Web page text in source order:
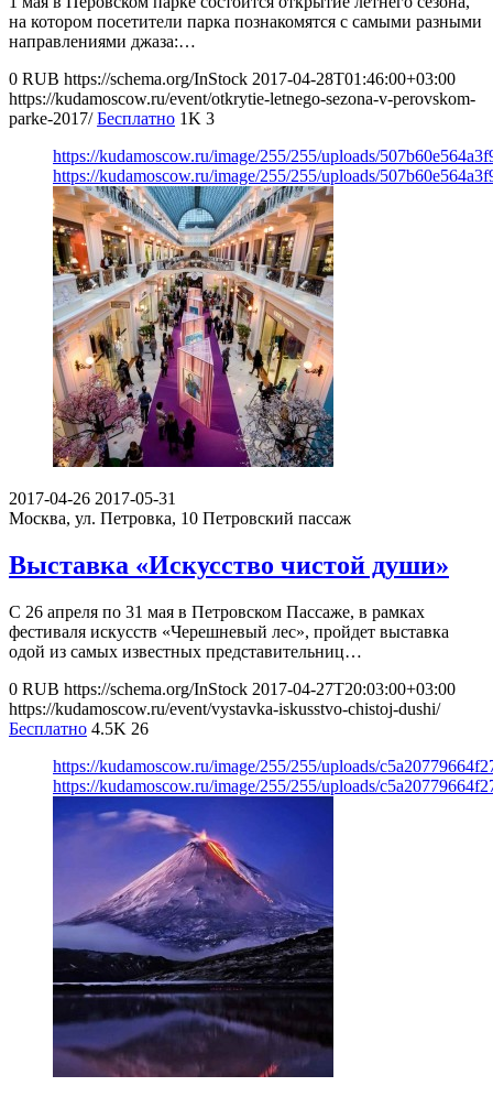
на котором посетители парка познакомятся с самыми разными
направлениями джаза:…
0 RUB https://schema.org/InStock 2017-04-28T01:46:00+03:00
https://kudamoscow.ru/event/otkrytie-letnego-sezona-v-perovskom-
parke-2017/ Бесплатно 1K 3
https://kudamoscow.ru/image/255/255/uploads/
https://kudamoscow.ru/image/255/255/uploads/
2017-04-26 2017-05-31
Москва, ул. Петровка, 10 Петровский пассаж
Выставка «Искусство чистой души»
С 26 апреля по 31 мая в Петровском Пассаже, в рамках
фестиваля искусств «Черешневый лес», пройдет выставка
одой из самых известных представительниц…
0 RUB https://schema.org/InStock 2017-04-27T20:03:00+03:00
https://kudamoscow.ru/event/vystavka-iskusstvo-chistoj-dushi/
Бесплатно 4.5K 26
https://kudamoscow.ru/image/255/255/uploads/
https://kudamoscow.ru/image/255/255/uploads/